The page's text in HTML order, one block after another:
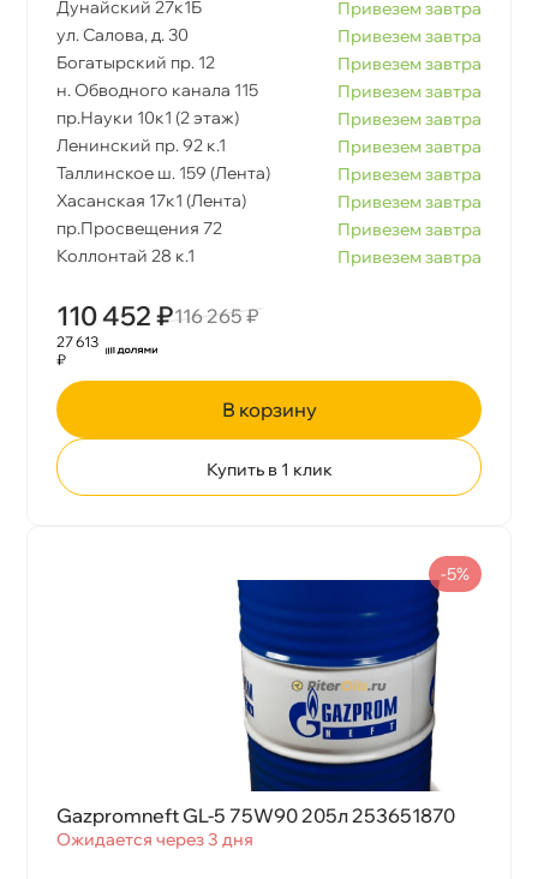
Дунайский 27к1Б
Привезем завтра
ул. Салова, д. 30
Привезем завтра
Богатырский пр. 12
Привезем завтра
н. Обводного канала 115
Привезем завтра
пр.Науки 10к1 (2 этаж)
Привезем завтра
Ленинский пр. 92 к.1
Привезем завтра
Таллинское ш. 159 (Лента)
Привезем завтра
Хасанская 17к1 (Лента)
Привезем завтра
пр.Просвещения 72
Привезем завтра
Коллонтай 28 к.1
Привезем завтра
110 452 ₽116 265 ₽
27 613
₽
корзину
Купить в 1 клик
Gazpromneft GL-5 75W90 205л 253651870
Ожидается через 3 дня
-5%